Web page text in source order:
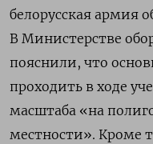
белорусская армия
В Министерстве
пояснили, что
проходить в ходе
масштаба «на
местности». Кроме